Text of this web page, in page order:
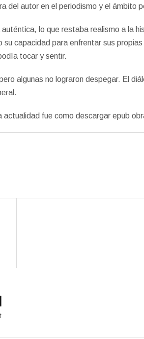
del autor en el periodismo y el ámbito
lo que restaba realismo a la
capacidad para enfrentar sus
tocar y sentir.
algunas no lograron despegar. El
actualidad fue como descargar epub